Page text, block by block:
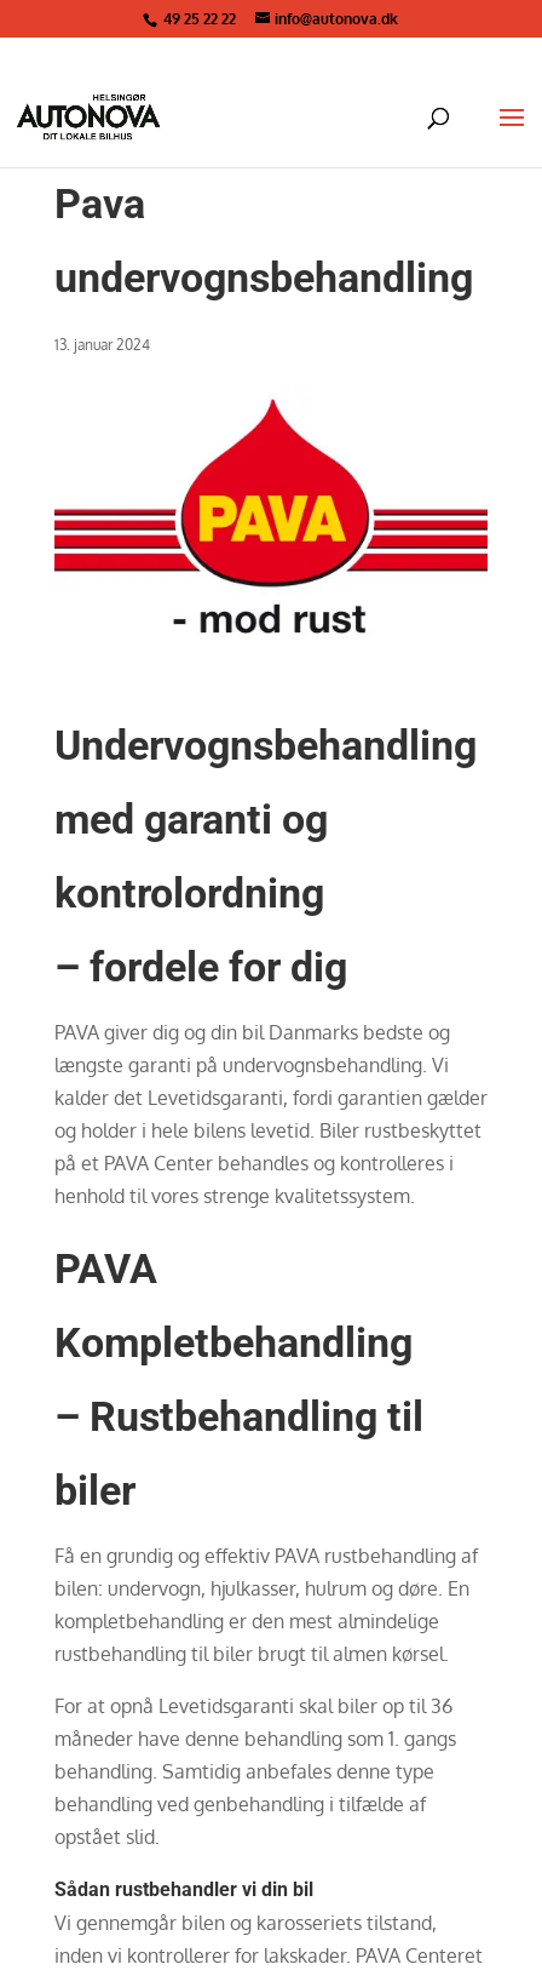
49 25 22 22 info@autonova.dk
Pava
undervognsbehandling
13. januar 2024
Undervognsbehandling
med garanti og
kontrolordning
– fordele for dig
PAVA giver dig og din bil Danmarks bedste og
længste garanti på undervognsbehandling. Vi
kalder det Levetidsgaranti, fordi garantien gælder
og holder i hele bilens levetid. Biler rustbeskyttet
på et PAVA Center behandles og kontrolleres i
henhold til vores strenge kvalitetssystem.
PAVA
Kompletbehandling
– Rustbehandling til
biler
Få en grundig og effektiv PAVA rustbehandling af
bilen: undervogn, hjulkasser, hulrum og døre. En
kompletbehandling er den mest almindelige
rustbehandling til biler brugt til almen kørsel.
For at opnå Levetidsgaranti skal biler op til 36
måneder have denne behandling som 1. gangs
behandling. Samtidig anbefales denne type
behandling ved genbehandling i tilfælde af
opstået slid.
Sådan rustbehandler vi din bil
Vi gennemgår bilen og karosseriets tilstand,
inden vi kontrollerer for lakskader. PAVA Centeret